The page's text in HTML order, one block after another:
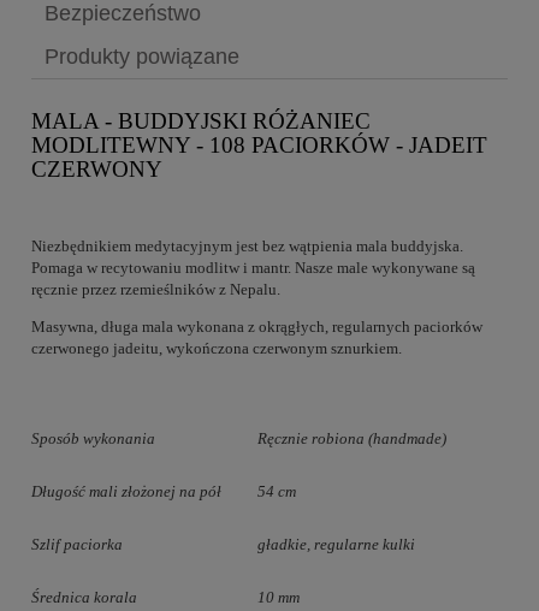
Bezpieczeństwo
Produkty powiązane
MALA - BUDDYJSKI RÓŻANIEC
MODLITEWNY - 108 PACIORKÓW - JADEIT
CZERWONY
Niezbędnikiem medytacyjnym jest bez wątpienia mala buddyjska.
Pomaga w recytowaniu modlitw i mantr. Nasze male wykonywane są
ręcznie przez rzemieślników z Nepalu.
Masywna, długa mala wykonana z okrągłych, regularnych paciorków
czerwonego jadeitu, wykończona czerwonym sznurkiem.
Sposób wykonania Ręcznie robiona (handmade)
Długość mali złożonej na pół 54 cm
Szlif paciorka gładkie, regularne kulki
Średnica korala 10 mm